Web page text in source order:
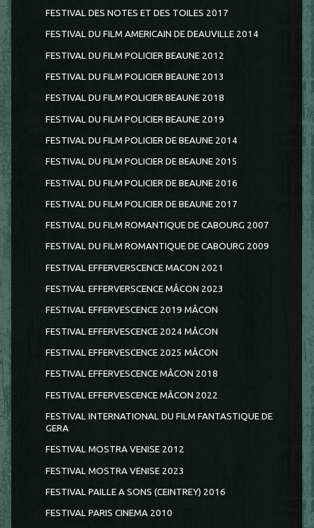
FESTIVAL DES NOTES ET DES TOILES 2017
FESTIVAL DU FILM AMERICAIN DE DEAUVILLE 2014
FESTIVAL DU FILM POLICIER BEAUNE 2012
FESTIVAL DU FILM POLICIER BEAUNE 2013
FESTIVAL DU FILM POLICIER BEAUNE 2018
FESTIVAL DU FILM POLICIER BEAUNE 2019
FESTIVAL DU FILM POLICIER DE BEAUNE 2014
FESTIVAL DU FILM POLICIER DE BEAUNE 2015
FESTIVAL DU FILM POLICIER DE BEAUNE 2016
FESTIVAL DU FILM POLICIER DE BEAUNE 2017
FESTIVAL DU FILM ROMANTIQUE DE CABOURG 2007
FESTIVAL DU FILM ROMANTIQUE DE CABOURG 2009
FESTIVAL EFFERVERSCENCE MACON 2021
FESTIVAL EFFERVERSCENCE MÂCON 2023
FESTIVAL EFFERVESCENCE 2019 MÂCON
FESTIVAL EFFERVESCENCE 2024 MÂCON
FESTIVAL EFFERVESCENCE 2025 MÂCON
FESTIVAL EFFERVESCENCE MÂCON 2018
FESTIVAL EFFERVESCENCE MÂCON 2022
FESTIVAL INTERNATIONAL DU FILM FANTASTIQUE DE
GERA
FESTIVAL MOSTRA VENISE 2012
FESTIVAL MOSTRA VENISE 2023
FESTIVAL PAILLE A SONS (CEINTREY) 2016
FESTIVAL PARIS CINEMA 2010